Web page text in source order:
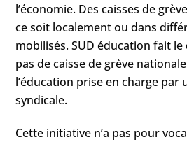
l’économie. Des caisses de
ce soit localement ou dans
mobilisés. SUD éducation fait le
pas de caisse de grève
l’éducation prise en charge par
syndicale.
Cette initiative n’a pas pour